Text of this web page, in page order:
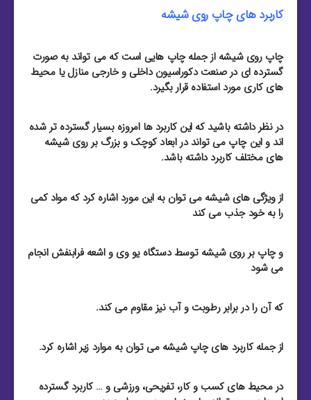
کاربرد های چاپ روی شیشه
چاپ روی شیشه از جمله چاپ هایی است که می تواند به صورت
گسترده ای در صنعت دکوراسیون داخلی و خارجی منازل یا محیط
های کاری مورد استفاده قرار بگیرد.
در نظر داشته باشید که این کاربرد ها امروزه بسیار گسترده تر شده
اند و این چاپ می تواند در ابعاد کوچک و بزرگ بر روی شیشه
های مختلف کاربرد داشته باشد.
از ویژگی های شیشه می توان به این مورد اشاره کرد که مواد کمی
را به خود جذب می کند
و چاپ بر روی شیشه توسط دستگاه یو وی و اشعه فرابنفش انجام
می شود
که آن را در برابر رطوبت و آب نیز مقاوم می کند.
از جمله کاربرد های چاپ شیشه می توان به موارد زیر اشاره کرد.
در محیط های کسب و کار، تفریحی، ورزشی و … کاربرد گسترده